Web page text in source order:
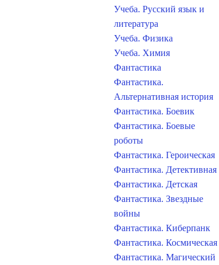
Учеба. Русский язык и
литература
Учеба. Физика
Учеба. Химия
Фантастика
Фантастика.
Альтернативная история
Фантастика. Боевик
Фантастика. Боевые
роботы
Фантастика. Героическая
Фантастика. Детективная
Фантастика. Детская
Фантастика. Звездные
войны
Фантастика. Киберпанк
Фантастика. Космическая
Фантастика. Магический